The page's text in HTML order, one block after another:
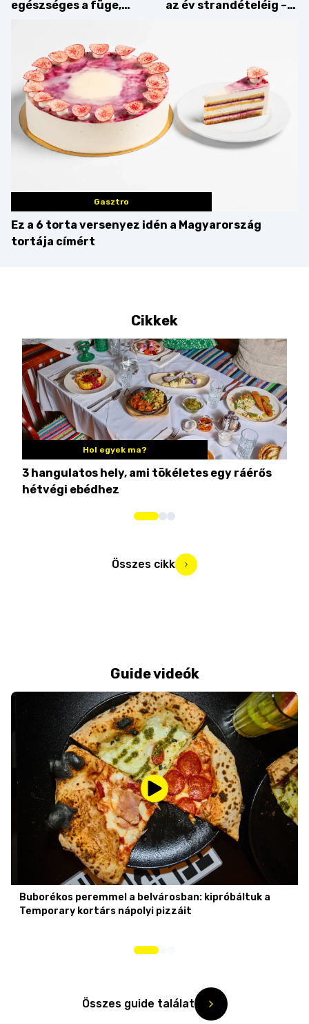
egészséges a füge,
az év strandételéig –
Gasztro
Ez a 6 torta versenyez idén a Magyarország
tortája címért
Cikkek
Hol egyek ma?
3 hangulatos hely, ami tökéletes egy ráérős
hétvégi ebédhez
Összes cikk
Guide videók
Buborékos peremmel a belvárosban: kipróbáltuk a
Temporary kortárs nápolyi pizzáit
Összes guide találat